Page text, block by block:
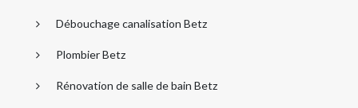
Débouchage canalisation Betz
Plombier Betz
Rénovation de salle de bain Betz